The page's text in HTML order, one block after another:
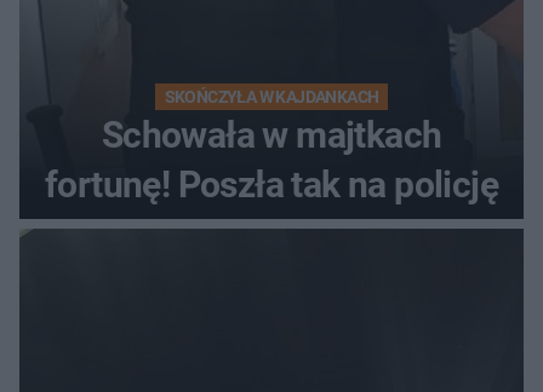
SKOŃCZYŁA W KAJDANKACH
Schowała w majtkach
fortunę! Poszła tak na policję